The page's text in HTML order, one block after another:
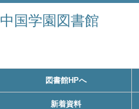
中国学園図書館
図書館HPへ
新着資料